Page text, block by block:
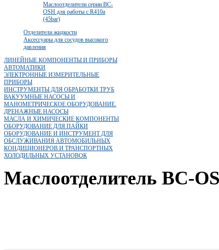
Маслоотделители серии BC-
OSH для работы с R410a
(45bar)
Отделители жидкости
Аксессуары для сосудов высокого
давления
ЛИНЕЙНЫЕ КОМПОНЕНТЫ И ПРИБОРЫ
АВТОМАТИКИ
ЭЛЕКТРОННЫЕ ИЗМЕРИТЕЛЬНЫЕ
ПРИБОРЫ
ИНСТРУМЕНТЫ ДЛЯ ОБРАБОТКИ ТРУБ
ВАКУУМНЫЕ НАСОСЫ И
МАНОМЕТРИЧЕСКОЕ ОБОРУДОВАНИЕ.
ДРЕНАЖНЫЕ НАСОСЫ
МАСЛА И ХИМИЧЕСКИЕ КОМПОНЕНТЫ
ОБОРУДОВАНИЕ ДЛЯ ПАЙКИ
ОБОРУДОВАНИЕ И ИНСТРУМЕНТ ДЛЯ
ОБСЛУЖИВАНИЯ АВТОМОБИЛЬНЫХ
КОНДИЦИОНЕРОВ И ТРАНСПОРТНЫХ
ХОЛОДИЛЬНЫХ УСТАНОВОК
Маслоотделитель BC-